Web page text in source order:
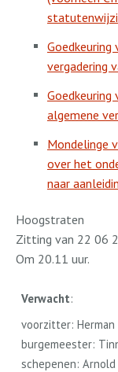
Goedkeuring
vergadering
Goedkeuring
algemene
Mondelinge
over het
naar
Hoogstraten
Zitting van 22 06
Om 20.11 uur.
Verwacht:
voorzitter: Herman
burgemeester:
schepenen: Arnold